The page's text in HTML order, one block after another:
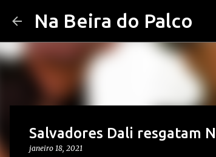
Na Beira do Palco
Salvadores Dali resgatam
janeiro 18, 2021